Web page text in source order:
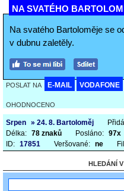
NA SVATÉHO
Na svatého Bartoloměje se
v dubnu zaletěly.
POSLAT NA E-MAIL VODAFONE
OHODNOCENO
Srpen » 24. 8. Bartoloměj
Délka: 78 znaků Posláno: 97x
ID: 17851 Veršované: ne
HLEDÁNÍ